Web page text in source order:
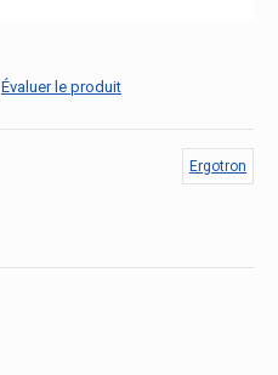
Évaluer le produit
Ergotron